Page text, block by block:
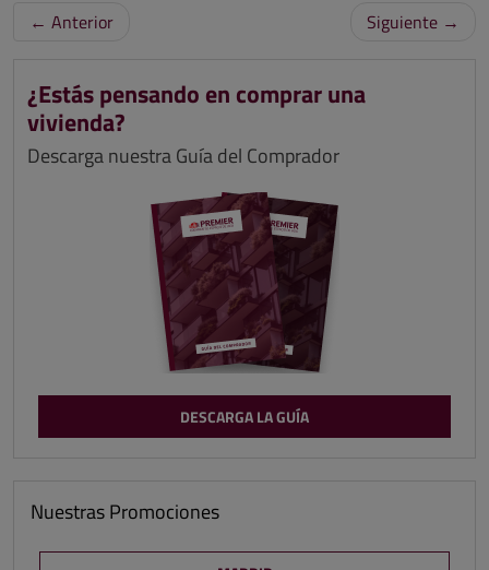
← Anterior Siguiente →
¿Estás pensando en comprar una
vivienda?
Descarga nuestra Guía del Comprador
DESCARGA LA GUÍA
Nuestras Promociones